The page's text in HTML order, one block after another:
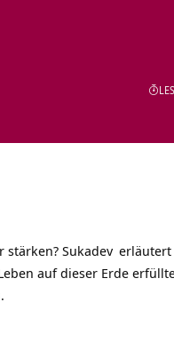
stärken? Sukadev erläutert
auf dieser Erde